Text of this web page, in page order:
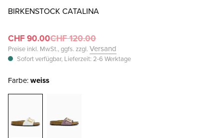
BIRKENSTOCK CATALINA
CHF 90.00CHF 120.00
Preise inkl. MwSt., ggfs. zzgl. Versand
Sofort verfügbar, Lieferzeit: 2-6 Werktage
Farbe:weiss